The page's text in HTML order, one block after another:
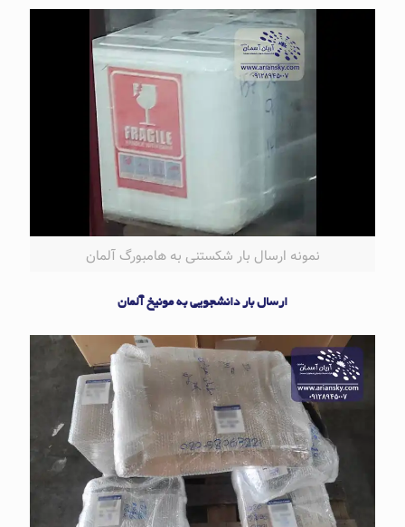
نمونه ارسال بار شکستنی به هامبورگ آلمان
ارسال بار دانشجویی به مونیخ آلمان